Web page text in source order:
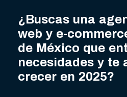
¿Buscas una
web y e-
de México que
necesidades y te
crecer en 2025?